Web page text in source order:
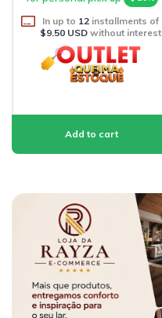
In up to 12installments of
$9.50 USDwithout interest